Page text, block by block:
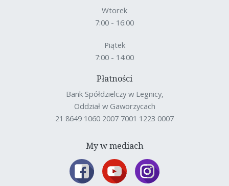
Wtorek
7:00 - 16:00
Piątek
7:00 - 14:00
Płatności
Bank Spółdzielczy w Legnicy,
Oddział w Gaworzycach
21 8649 1060 2007 7001 1223 0007
My w mediach